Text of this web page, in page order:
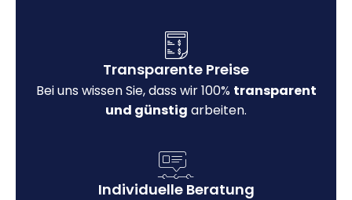
Transparente Preise
Bei uns wissen Sie, dass wir 100% transparent
und günstig arbeiten.
Individuelle Beratung